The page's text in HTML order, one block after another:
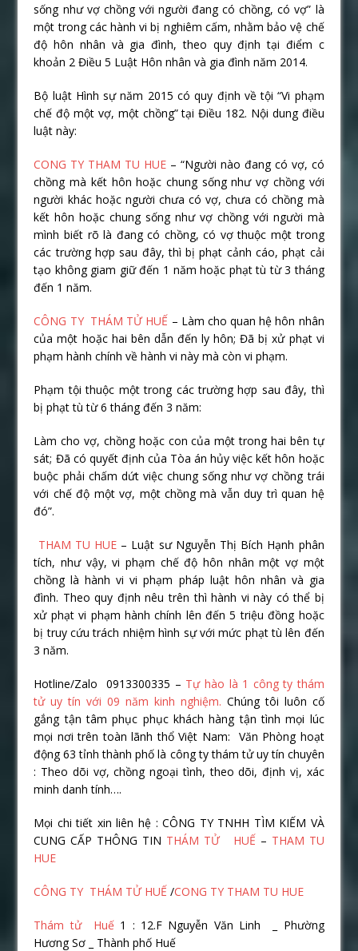
sống như vợ chồng với người đang có chồng, có vợ” là
một trong các hành vi bị nghiêm cấm, nhằm bảo vệ chế
độ hôn nhân và gia đình, theo quy định tại điểm c
khoản 2 Điều 5 Luật Hôn nhân và gia đình năm 2014.
Bộ luật Hình sự năm 2015 có quy định về tội “Vi phạm
chế độ một vợ, một chồng” tại Điều 182. Nội dung điều
luật này:
CONG TY THAM TU HUE – “Người nào đang có vợ, có
chồng mà kết hôn hoặc chung sống như vợ chồng với
người khác hoặc người chưa có vợ, chưa có chồng mà
kết hôn hoặc chung sống như vợ chồng với người mà
mình biết rõ là đang có chồng, có vợ thuộc một trong
các trường hợp sau đây, thì bị phạt cảnh cáo, phạt cải
tạo không giam giữ đến 1 năm hoặc phạt tù từ 3 tháng
đến 1 năm.
CÔNG TY THÁM TỬ HUẾ – Làm cho quan hệ hôn nhân
của một hoặc hai bên dẫn đến ly hôn; Đã bị xử phạt vi
phạm hành chính về hành vi này mà còn vi phạm.
Phạm tội thuộc một trong các trường hợp sau đây, thì
bị phạt tù từ 6 tháng đến 3 năm:
Làm cho vợ, chồng hoặc con của một trong hai bên tự
sát; Đã có quyết định của Tòa án hủy việc kết hôn hoặc
buộc phải chấm dứt việc chung sống như vợ chồng trái
với chế độ một vợ, một chồng mà vẫn duy trì quan hệ
đó”.
THAM TU HUE – Luật sư Nguyễn Thị Bích Hạnh phân
tích, như vậy, vi phạm chế độ hôn nhân một vợ một
chồng là hành vi vi phạm pháp luật hôn nhân và gia
đình. Theo quy định nêu trên thì hành vi này có thể bị
xử phạt vi phạm hành chính lên đến 5 triệu đồng hoặc
bị truy cứu trách nhiệm hình sự với mức phạt tù lên đến
3 năm.
Hotline/Zalo 0913300335 – Tự hào là 1 công ty thám
tử uy tín với 09 năm kinh nghiệm. Chúng tôi luôn cố
gắng tận tâm phục phục khách hàng tận tình mọi lúc
mọi nơi trên toàn lãnh thổ Việt Nam: Văn Phòng hoạt
động 63 tỉnh thành phố là công ty thám tử uy tín chuyên
: Theo dõi vợ, chồng ngoại tình, theo dõi, định vị, xác
minh danh tính….
Mọi chi tiết xin liên hệ : CÔNG TY TNHH TÌM KIẾM VÀ
CUNG CẤP THÔNG TIN THÁM TỬ HUẾ – THAM TU
HUE
CÔNG TY THÁM TỬ HUẾ/CONG TY THAM TU HUE
Thám tử Huế1 : 12.F Nguyễn Văn Linh _ Phường
Hương Sơ _ Thành phố Huế